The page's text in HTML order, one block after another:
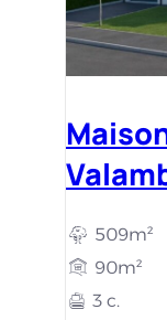
509m²
90m²
3 c.